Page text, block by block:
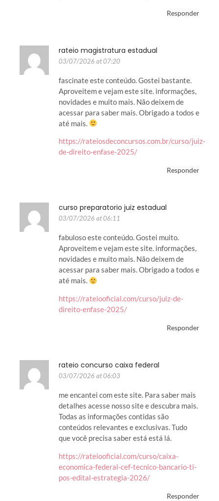
Responder
rateio magistratura estadual
03/07/2026 at 07:20
fascinate este conteúdo. Gostei bastante.
Aproveitem e vejam este site. informações,
novidades e muito mais. Não deixem de
acessar para saber mais. Obrigado a todos e
até mais.
https://rateiosdeconcursos.com.br/curso/juiz-
de-direito-enfase-2025/
Responder
curso preparatorio juiz estadual
03/07/2026 at 06:11
fabuloso este conteúdo. Gostei muito.
Aproveitem e vejam este site. informações,
novidades e muito mais. Não deixem de
acessar para saber mais. Obrigado a todos e
até mais.
https://rateiooficial.com/curso/juiz-de-
direito-enfase-2025/
Responder
rateio concurso caixa federal
03/07/2026 at 06:03
me encantei com este site. Para saber mais
detalhes acesse nosso site e descubra mais.
Todas as informações contidas são
conteúdos relevantes e exclusivas. Tudo
que você precisa saber está está lá.
https://rateiooficial.com/curso/caixa-
economica-federal-cef-tecnico-bancario-ti-
pos-edital-estrategia-2026/
Responder